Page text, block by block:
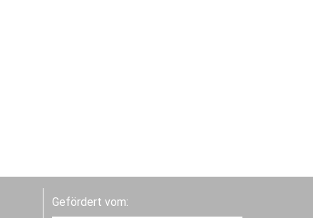
Gefördert vom: